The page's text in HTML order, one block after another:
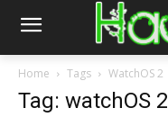
Home Tags WatchOS 2
Tag: watchOS 2